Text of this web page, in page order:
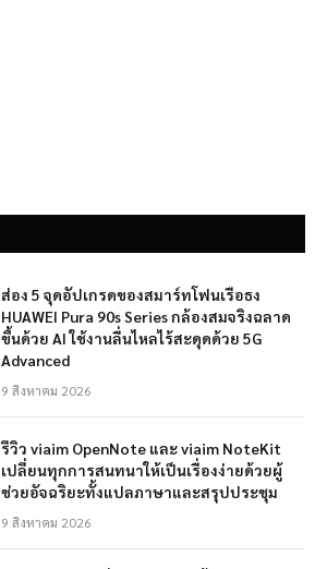
ส่อง 5 จุดอัปเกรดของสมาร์ทโฟนเรือธง
HUAWEI Pura 90s Series กล้องสมจริงฉลาด
ขึ้นด้วย AI ใช้งานลื่นไหลไร้สะดุดด้วย 5G
Advanced
9 สิงหาคม 2026
รีวิว viaim OpenNote และ viaim NoteKit
เปลี่ยนทุกการสนทนาให้เป็นเรื่องง่ายด้วยผู้
ช่วยอัจฉริยะทั้งแปลภาษาและสรุปประชุม
9 สิงหาคม 2026